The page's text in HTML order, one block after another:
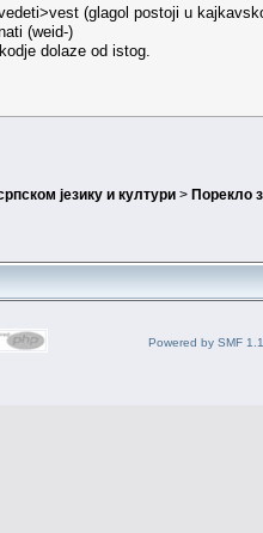
(glagol postoji u
(weid-)
dolaze od istog.
језику и култури > Порекло
Powered by SMF